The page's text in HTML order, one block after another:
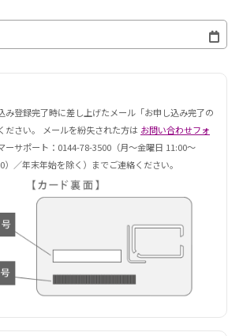
み登録完了時に差し上げたメール「お申し込み完了の
ださい。 メールを紛失された方は お問い合わせフォ
ーサポート：0144-78-3500（月〜金曜日 11:00〜
／年末年始を除く）までご連絡ください。